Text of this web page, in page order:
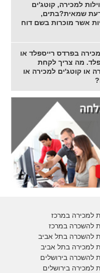
למכירה, קוטג'ים
שמאית?בתים,
אשר מוכרות בשם דוח
בפרדס רייספלד או
מה צריך לקחת
או קוטג'ים למכירה או
למכירה במרכז
להשכרה במרכז
להשכרה בתל אביב
למכירה בתל אביב
להשכרה בירושלים
למכירה בירושלים